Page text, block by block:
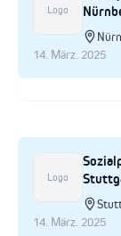
Logo
14. März. 2025
Logo
14. März. 2025